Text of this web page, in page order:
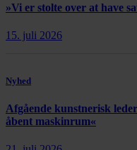
»Vi er stolte over at have
15. juli 2026
Nyhed
Afgående kunstnerisk
åbent maskinrum«